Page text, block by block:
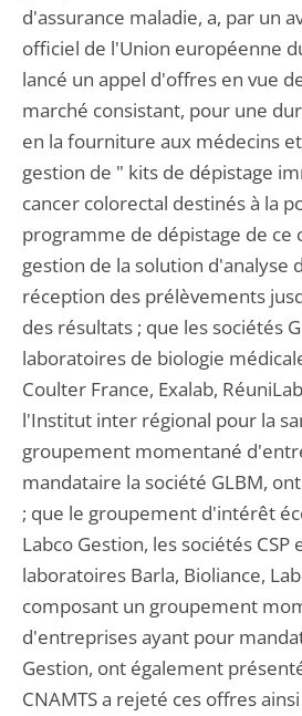
d'assurance maladie, a, par un
officiel de l'Union européenne
lancé un appel d'offres en vue
marché consistant, pour une
en la fourniture aux médecins
gestion de " kits de dépistage
cancer colorectal destinés à la
programme de dépistage de ce
gestion de la solution d'analyse
réception des prélèvements
des résultats ; que les sociétés
laboratoires de biologie
Coulter France, Exalab,
l'Institut inter régional pour la
groupement momentané
mandataire la société GLBM,
; que le groupement d'intérêt
Labco Gestion, les sociétés
laboratoires Barla, Bioliance,
composant un groupement
d'entreprises ayant pour
Gestion, ont également
CNAMTS a rejeté ces offres